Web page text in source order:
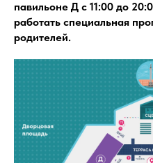
павильоне Д с 11:00 до
работать специальная
родителей.